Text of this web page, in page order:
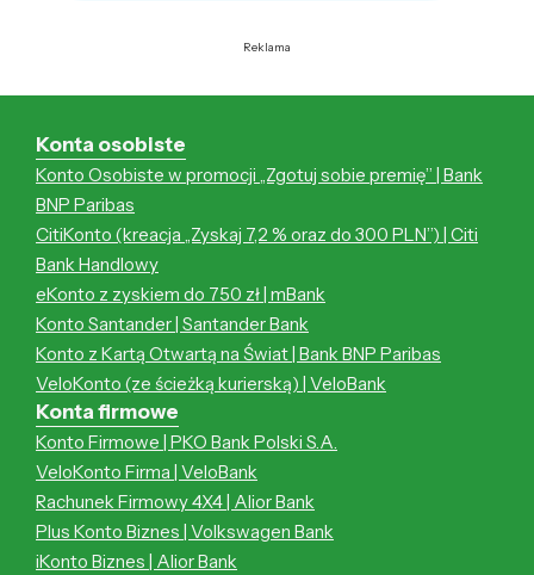
Reklama
Konta osobiste
Konto Osobiste w promocji „Zgotuj sobie premię” | Bank
BNP Paribas
CitiKonto (kreacja „Zyskaj 7,2 % oraz do 300 PLN”) | Citi
Bank Handlowy
eKonto z zyskiem do 750 zł | mBank
Konto Santander | Santander Bank
Konto z Kartą Otwartą na Świat | Bank BNP Paribas
VeloKonto (ze ścieżką kurierską) | VeloBank
Konta firmowe
Konto Firmowe | PKO Bank Polski S.A.
VeloKonto Firma | VeloBank
Rachunek Firmowy 4X4 | Alior Bank
Plus Konto Biznes | Volkswagen Bank
iKonto Biznes | Alior Bank